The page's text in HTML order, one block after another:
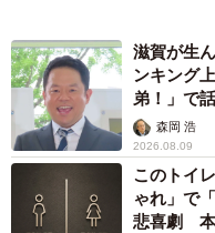
滋賀が生
ンキング
弟！」で
森岡 浩
2026.08.09
このトイ
ゃれ」で
悲喜劇 本